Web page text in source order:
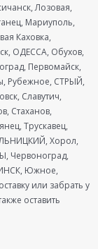
Лозовая,
Мариуполь,
Каховка,
ОДЕССА, Обухов,
Первомайск,
Рубежное, СТРЫЙ,
Славутич,
Стаханов,
Трускавец,
Хорол,
Червоноград,
Южное,
или забрать у
оставить